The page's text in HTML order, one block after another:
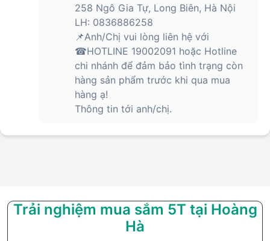
258 Ngô Gia Tự, Long Biên, Hà Nội
LH: 0836886258
📌Anh/Chị vui lòng liên hệ với
☎HOTLINE 19002091 hoặc Hotline
chi nhánh để đảm bảo tình trạng còn
hàng sản phẩm trước khi qua mua
hàng ạ!
Thông tin tới anh/chị.
Trải nghiệm mua sắm 5T tại Hoàng
Hà